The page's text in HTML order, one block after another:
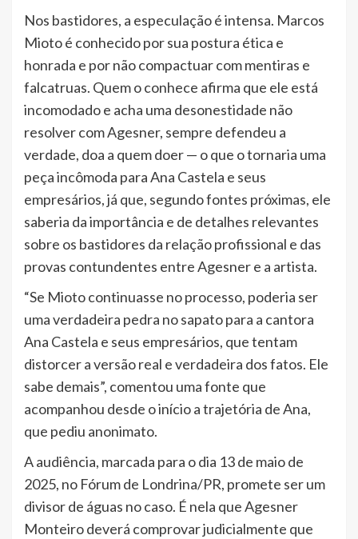
Nos bastidores, a especulação é intensa. Marcos
Mioto é conhecido por sua postura ética e
honrada e por não compactuar com mentiras e
falcatruas. Quem o conhece afirma que ele está
incomodado e acha uma desonestidade não
resolver com Agesner, sempre defendeu a
verdade, doa a quem doer — o que o tornaria uma
peça incômoda para Ana Castela e seus
empresários, já que, segundo fontes próximas, ele
saberia da importância e de detalhes relevantes
sobre os bastidores da relação profissional e das
provas contundentes entre Agesner e a artista.
“Se Mioto continuasse no processo, poderia ser
uma verdadeira pedra no sapato para a cantora
Ana Castela e seus empresários, que tentam
distorcer a versão real e verdadeira dos fatos. Ele
sabe demais”, comentou uma fonte que
acompanhou desde o início a trajetória de Ana,
que pediu anonimato.
A audiência, marcada para o dia 13 de maio de
2025, no Fórum de Londrina/PR, promete ser um
divisor de águas no caso. É nela que Agesner
Monteiro deverá comprovar judicialmente que